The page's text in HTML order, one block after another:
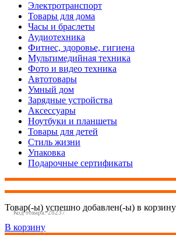
Код товара: 28237
Электротранспорт
Товары для дома
Часы и браслеты
Аудиотехника
Фитнес, здоровье, гигиена
Мультимедийная техника
Фото и видео техника
Автотовары
Умный дом
Зарядные устройства
Аксессуары
Ноутбуки и планшеты
Товары для детей
Стиль жизни
Упаковка
Подарочные сертификаты
Товар(-ы) успешно добавлен(-ы) в
В корзину